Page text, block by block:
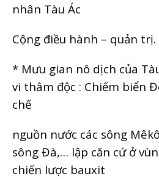
nhân Tàu Ác
Cộng điều hành – quản trị.
* Mưu gian nô dịch của
vi thâm độc : Chiếm biển
chế
nguồn nước các sông
sông Đà,… lập căn cứ ở
chiến lược bauxit